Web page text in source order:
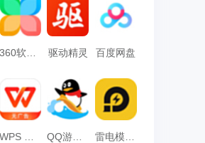
360软件管家 驱动精灵 百度网盘
雷电模拟器